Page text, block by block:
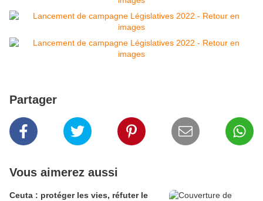
Partager
Vous aimerez aussi
Ceuta : protéger les vies, réfuter le